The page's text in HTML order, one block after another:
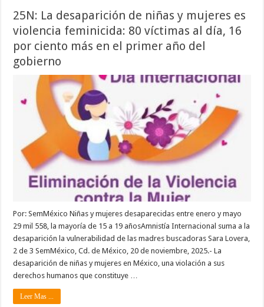
25N: La desaparición de niñas y mujeres es
violencia feminicida: 80 víctimas al día, 16
por ciento más en el primer año del
gobierno
Por: SemMéxico Niñas y mujeres desaparecidas entre enero y mayo
29 mil 558, la mayoría de 15 a 19 añosAmnistía Internacional suma a la
desaparición la vulnerabilidad de las madres buscadoras Sara Lovera,
2 de 3 SemMéxico, Cd. de México, 20 de noviembre, 2025.- La
desaparición de niñas y mujeres en México, una violación a sus
derechos humanos que constituye …
Leer Mas ...